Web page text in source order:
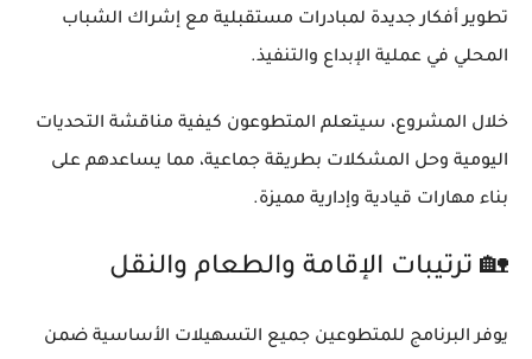
تطوير أفكار جديدة لمبادرات مستقبلية مع إشراك الشباب
المحلي في عملية الإبداع والتنفيذ.
خلال المشروع، سيتعلم المتطوعون كيفية مناقشة التحديات
اليومية وحل المشكلات بطريقة جماعية، مما يساعدهم على
بناء مهارات قيادية وإدارية مميزة.
🏡 ترتيبات الإقامة والطعام والنقل
يوفر البرنامج للمتطوعين جميع التسهيلات الأساسية ضمن